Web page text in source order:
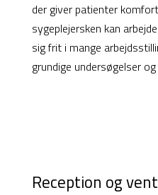
der giver patienter
sygeplejersken kan
sig frit i mange
grundige undersøgelser
Reception og